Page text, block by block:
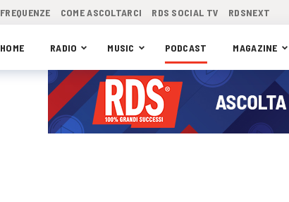
FREQUENZE COME ASCOLTARCI RDS SOCIAL TV RDSNEXT
HOME RADIO MUSIC PODCAST MAGAZINE